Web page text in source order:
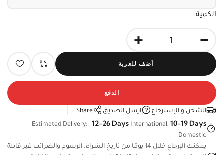
الكمية:
-
+
أضف للعربة
الدفع
الشحن و الإسترجاع ارسل الصديق
Share
Estimated Delivery: 12-26 Days International, 10-19 Days
Domestic
يمكنك الإرجاع خلال 14 يومًا من تاريخ الشراء. الرسوم والضرائب غير